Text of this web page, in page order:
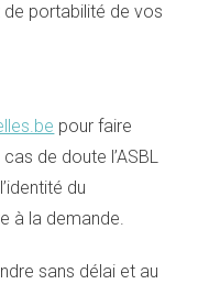
de portabilité de vos
pour faire
de doute l’ASBL
du
à la demande.
sans délai et au